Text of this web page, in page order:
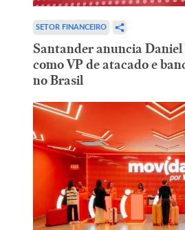
SETOR FINANCEIRO
Santander anuncia Daniel
como VP de atacado e
no Brasil